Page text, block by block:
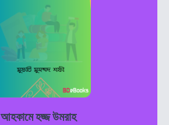
আহকামে হজ্জ উমরাহ